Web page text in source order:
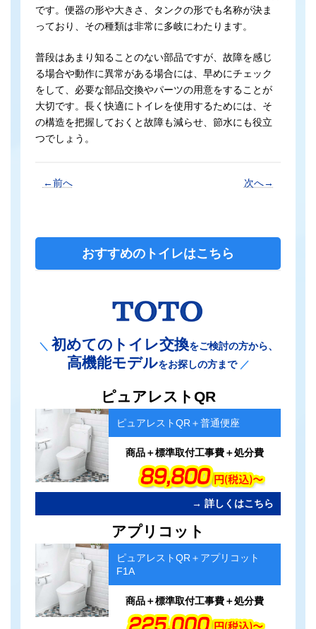
です。便器の形や大きさ、タンクの形でも名称が決ま
っており、その種類は非常に多岐にわたります。
普段はあまり知ることのない部品ですが、故障を感じ
る場合や動作に異常がある場合には、早めにチェック
をして、必要な部品交換やパーツの用意をすることが
大切です。長く快適にトイレを使用するためには、そ
の構造を把握しておくと故障も減らせ、節水にも役立
つでしょう。
←前へ 次へ→
おすすめのトイレはこちら
＼ 初めてのトイレ交換をご検討の方から、
高機能モデルをお探しの方まで ／
ム
ン
ク
ピュアレストQR
ピュアレストQR＋普通便座
商品＋標準取付工事費＋処分費
→ 詳しくはこちら
ム
ン
ク
アプリコット
ピュアレストQR＋アプリコット
F1A
商品＋標準取付工事費＋処分費